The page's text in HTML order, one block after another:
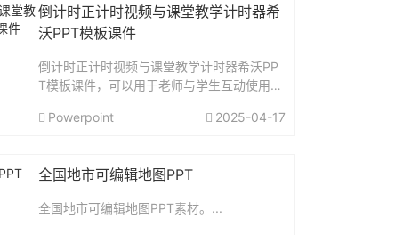
倒计时正计时视频与课堂教学计时器希
沃PPT模板课件
倒计时正计时视频与课堂教学计时器希沃PP
T模板课件，可以用于老师与学生互动使用。
90秒.mp425分钟.mp430秒.mp420分钟.m
Powerpoint 2025-04-17
全国地市可编辑地图PPT
全国地市可编辑地图PPT素材。...